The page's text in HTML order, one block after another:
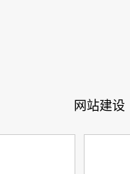
网站建设